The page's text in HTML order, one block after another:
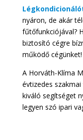
nyáron, de akár
fűtőfunkciójával?
biztosító cégre
működő cégünket!
A Horváth-Klíma
évtizedes
kiváló segítséget
legyen szó ipari